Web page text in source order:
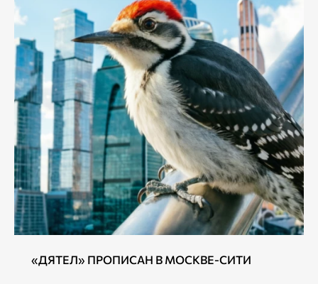
«ДЯТЕЛ» ПРОПИСАН В МОСКВЕ-СИТИ